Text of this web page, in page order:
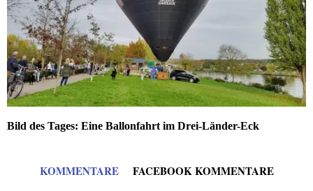
Bild des Tages: Eine Ballonfahrt im Drei-Länder-Eck
KOMMENTARE FACEBOOK KOMMENTARE